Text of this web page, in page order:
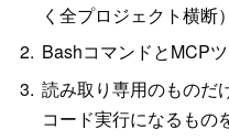
く全プロジェクト横断）
BashコマンドとMCP
読み取り専用のものだ
コード実行になるもの